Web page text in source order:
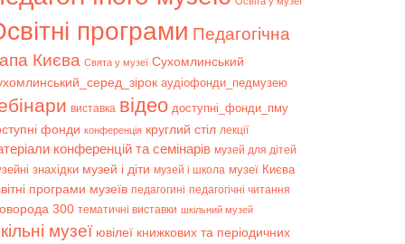
програми Педагогічна
Києва Свята у музеї Сухомлинський
аудіофонди_педмузею
виставка відео доступні_фонди_пму
фонди конференція круглий стіл лекції
конференцій та семінарів музей для дітей
знахідки музей і діти музей і школа музеї Києва
програми музеїв педагогині педагогічні читання
300 тематичні виставки шкільний музей
музеї ювілеї книжкових та періодичних